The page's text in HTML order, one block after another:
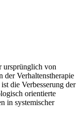
ursprünglich von
Verhaltenstherapie
die Verbesserung der
orientierte
in systemischer